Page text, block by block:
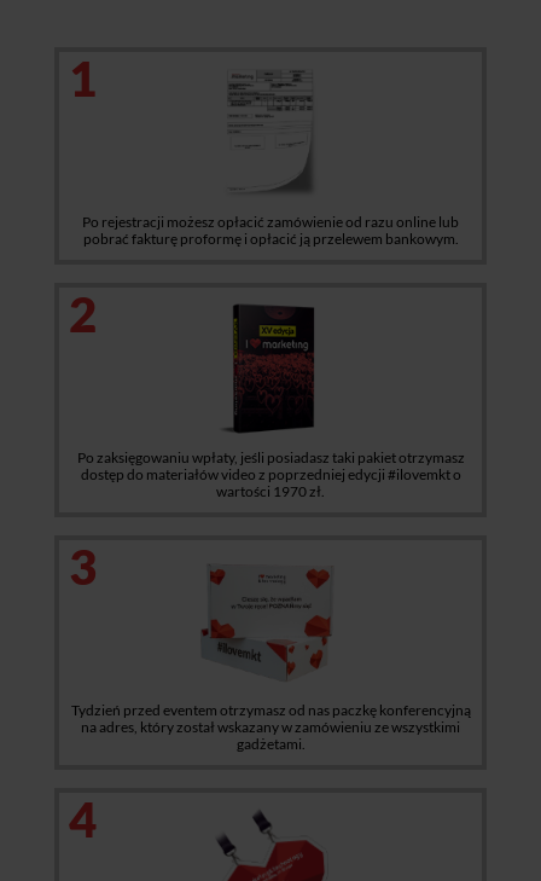
1
Po rejestracji możesz opłacić zamówienie od razu online lub
pobrać fakturę proformę i opłacić ją przelewem bankowym.
2
Po zaksięgowaniu wpłaty, jeśli posiadasz taki pakiet otrzymasz
dostęp do materiałów video z poprzedniej edycji #ilovemkt o
wartości 1970 zł.
3
Tydzień przed eventem otrzymasz od nas paczkę konferencyjną
na adres, który został wskazany w zamówieniu ze wszystkimi
gadżetami.
4